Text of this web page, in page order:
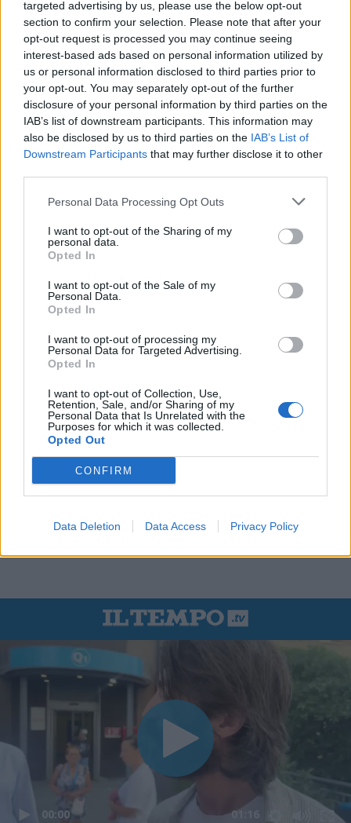
targeted advertising by us, please use the below opt-out
section to confirm your selection. Please note that after your
opt-out request is processed you may continue seeing
interest-based ads based on personal information utilized by
us or personal information disclosed to third parties prior to
your opt-out. You may separately opt-out of the further
disclosure of your personal information by third parties on the
IAB’s list of downstream participants. This information may
also be disclosed by us to third parties on the IAB’s List of
Downstream Participants that may further disclose it to other
Personal Data Processing Opt Outs
I want to opt-out of the Sharing of my
personal data.
Opted In
I want to opt-out of the Sale of my
Personal Data.
Opted In
I want to opt-out of processing my
Personal Data for Targeted Advertising.
Opted In
I want to opt-out of Collection, Use,
Retention, Sale, and/or Sharing of my
Personal Data that Is Unrelated with the
Purposes for which it was collected.
Opted Out
CONFIRM
Data Deletion Data Access Privacy Policy
00:00 01:16